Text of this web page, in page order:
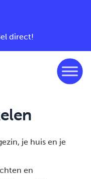
direct!
je huis en je
en